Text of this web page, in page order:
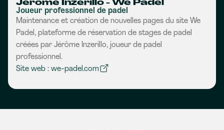
Jérôme Inzerillo - We Padel
Joueur professionnel de padel
Maintenance et création de nouvelles pages du site We
Padel, plateforme de réservation de stages de padel
créées par Jérôme Inzerillo, joueur de padel
professionnel.
Site web : we-padel.com